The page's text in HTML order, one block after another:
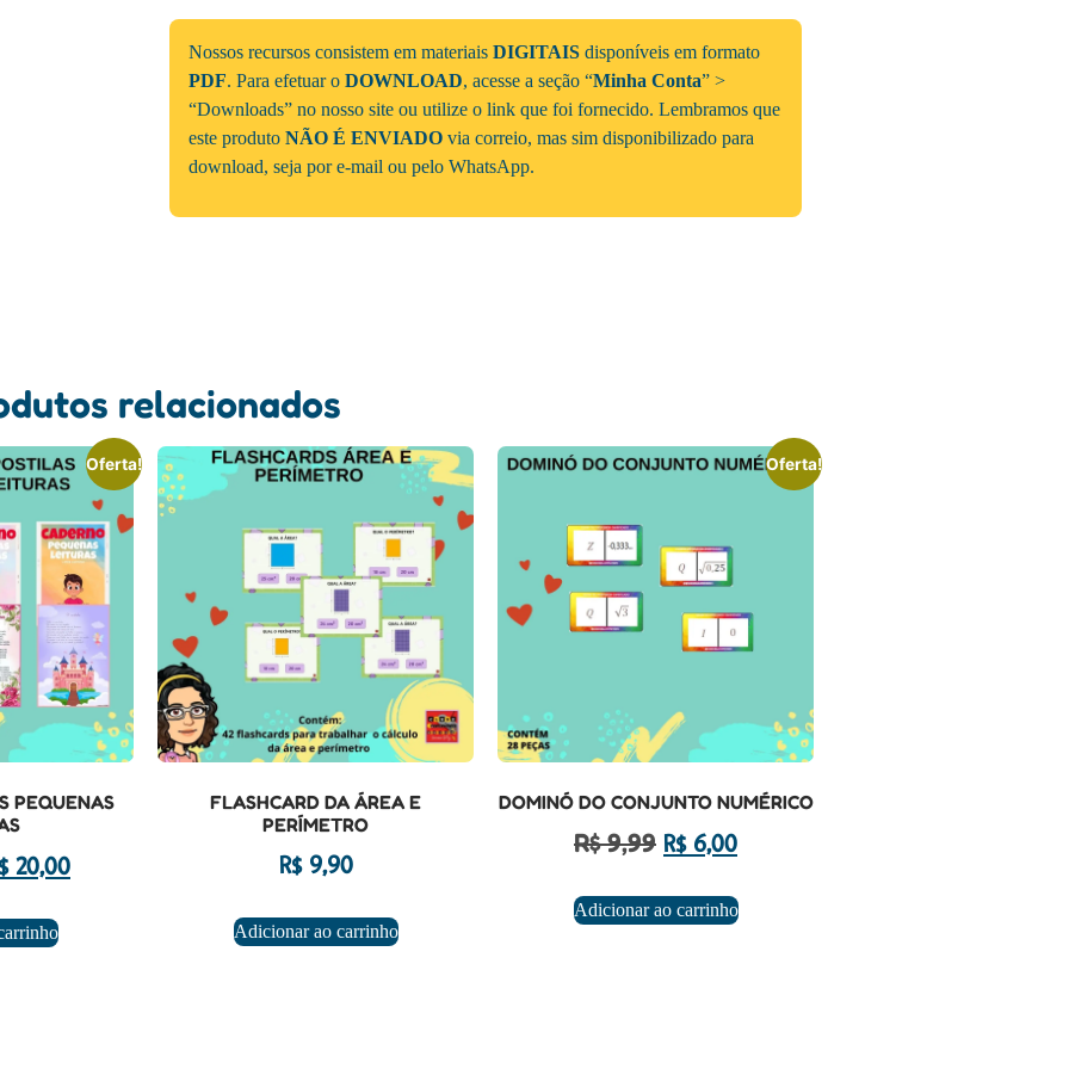
Nossos recursos consistem em materiais DIGITAIS disponíveis em formato
PDF. Para efetuar o DOWNLOAD, acesse a seção “Minha Conta” >
“Downloads” no nosso site ou utilize o link que foi fornecido. Lembramos que
este produto NÃO É ENVIADO via correio, mas sim disponibilizado para
download, seja por e-mail ou pelo WhatsApp.
relacionados
Oferta!
PEQUENAS
20,00
FLASHCARD DA ÁREA E
PERÍMETRO
R$9,90
Adicionar ao carrinho
Oferta!
DOMINÓ DO CONJUNTO NUMÉRICO
R$9,99 R$6,00
Adicionar ao carrinho